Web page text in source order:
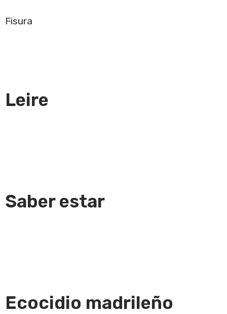
Fisura
Leire
Saber estar
Ecocidio madrileño